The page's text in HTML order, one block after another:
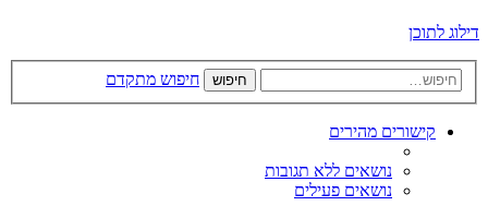
דילוג לתוכן
חיפוש חיפוש מתקדם
קישורים מהירים
נושאים ללא תגובות
נושאים פעילים